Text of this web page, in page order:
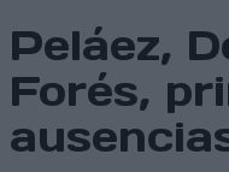
Peláez,
Forés,